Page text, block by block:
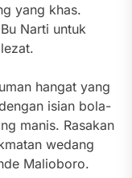
yang khas.
Narti untuk
hangat yang
isian bola-
manis. Rasakan
wedang
Malioboro.